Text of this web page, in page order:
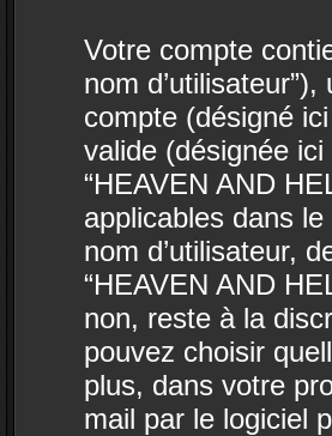
Votre compte
nom
compte (désigné
valide (désignée
“HEAVEN AND
applicables dans
nom d’utilisateur,
“HEAVEN AND
non, reste à la
pouvez choisir
plus, dans votre
mail par le logiciel